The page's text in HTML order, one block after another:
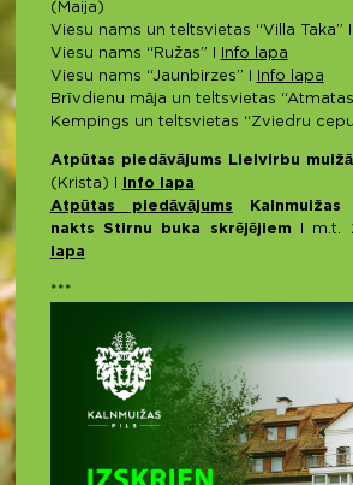
(Maija)
Viesu nams un teltsvietas “Villa Taka” I
Viesu nams “Ružas” I
Info lapa
Viesu nams “Jaunbirzes” I
Info lapa
Brīvdienu māja un teltsvietas
Kempings un teltsvietas “Zviedru
Atpūtas piedāvājums Lielvirbu muižā
(Krista) I
Info lapa
Atpūtas piedāvājums Kalnmuižas
nakts Stirnu buka skrējējiem
I m.t.
lapa
***